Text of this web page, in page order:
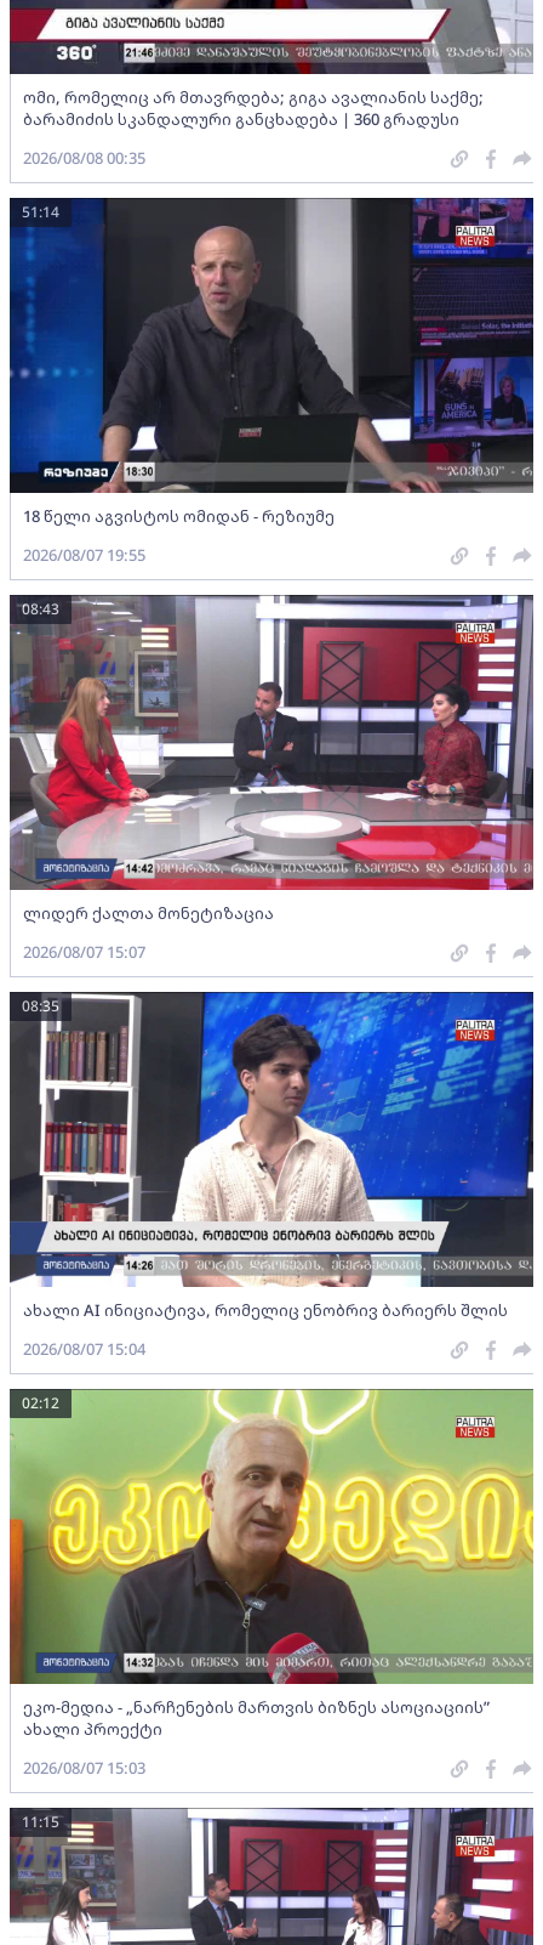
ომი, რომელიც არ მთავრდება; გიგა ავალიანის საქმე;
ბარამიძის სკანდალური განცხადება | 360 გრადუსი
2026/08/08 00:35
18 წელი აგვისტოს ომიდან - რეზიუმე
51:14
2026/08/07 19:55
ლიდერ ქალთა მონეტიზაცია
08:43
2026/08/07 15:07
ახალი AI ინიციატივა, რომელიც ენობრივ ბარიერს შლის
08:35
2026/08/07 15:04
ეკო-მედია - „ნარჩენების მართვის ბიზნეს ასოციაციის”
ახალი პროექტი
02:12
2026/08/07 15:03
11:15